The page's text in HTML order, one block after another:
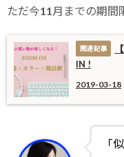
ただ今11月までの期間
IN !
2019-03-18
「